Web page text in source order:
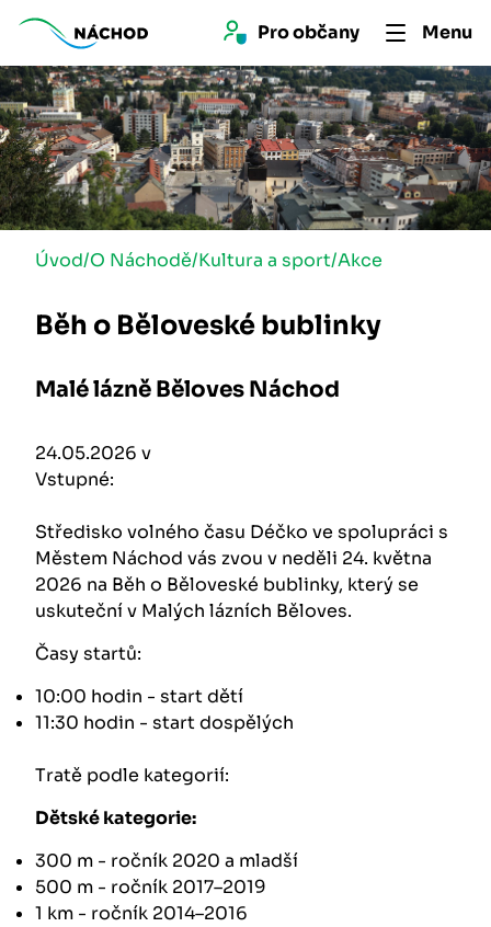
Pro občany Menu
Úvod/O Náchodě/Kultura a sport/Akce
Běh o Běloveské bublinky
Malé lázně Běloves Náchod
24.05.2026 v
Vstupné:
Středisko volného času Déčko ve spolupráci s
Městem Náchod vás zvou v neděli 24. května
2026 na Běh o Běloveské bublinky, který se
uskuteční v Malých lázních Běloves.
Časy startů:
10:00 hodin - start dětí
11:30 hodin - start dospělých
Tratě podle kategorií:
Dětské kategorie:
300 m - ročník 2020 a mladší
500 m - ročník 2017–2019
1 km - ročník 2014–2016